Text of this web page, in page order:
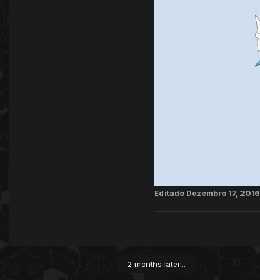
Editado Dezembro 17, 2016
2 months later...